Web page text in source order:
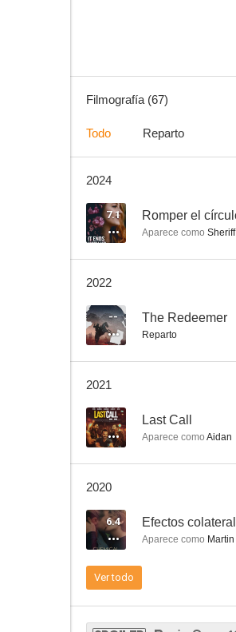
8.0
Filmografía (67)
Todo Reparto
2024
7.1 Romper el
Aparece como Sheriff
2022
-- The Redeemer
Reparto
2021
-- Last Call
Aparece como Aidan
2020
6.4 Efectos
Aparece como
Ver todo